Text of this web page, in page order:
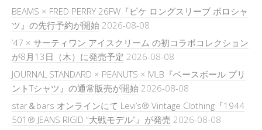
BEAMS × FRED PERRY 26FW『ピケ ロングスリーブ ポロシャ
ツ』の先行予約が開始 2026-08-08
’47 × サーティワン アイスクリーム の初コラボコレクション
が8月13日（木）に発売予定 2026-08-08
JOURNAL STANDARD × PEANUTS × MLB『ベースボール プリ
ントTシャツ』の通常販売が開始 2026-08-08
star＆bars オンラインにて Levi’s® Vintage Clothing『1944
501® JEANS RIGID “大戦モデル”』が発売 2026-08-08